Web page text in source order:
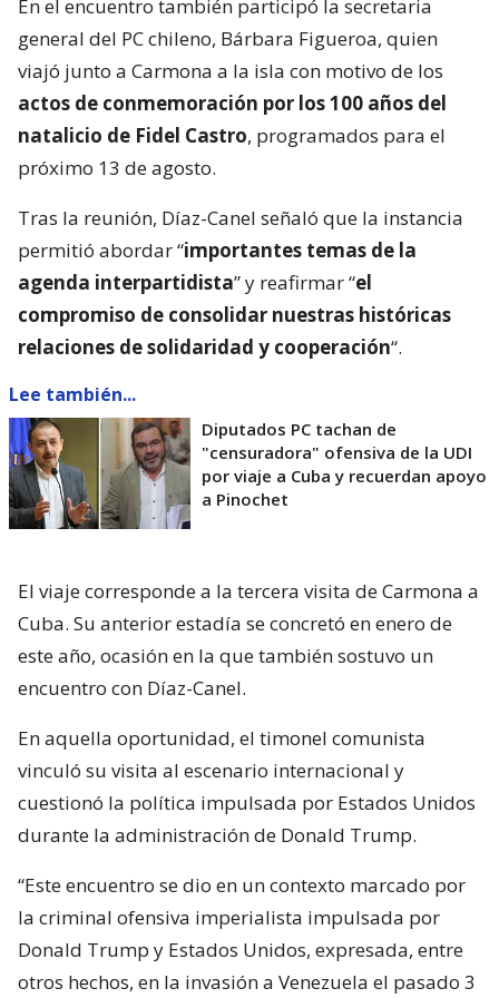
En el encuentro también participó la secretaria
general del PC chileno, Bárbara Figueroa, quien
viajó junto a Carmona a la isla con motivo de los
actos de conmemoración por los 100 años del
natalicio de Fidel Castro, programados para el
próximo 13 de agosto.
Tras la reunión, Díaz-Canel señaló que la instancia
permitió abordar “importantes temas de la
agenda interpartidista” y reafirmar “el
compromiso de consolidar nuestras históricas
relaciones de solidaridad y cooperación“.
Lee también...
Diputados PC tachan de
"censuradora" ofensiva de la UDI
por viaje a Cuba y recuerdan apoyo
a Pinochet
El viaje corresponde a la tercera visita de Carmona a
Cuba. Su anterior estadía se concretó en enero de
este año, ocasión en la que también sostuvo un
encuentro con Díaz-Canel.
En aquella oportunidad, el timonel comunista
vinculó su visita al escenario internacional y
cuestionó la política impulsada por Estados Unidos
durante la administración de Donald Trump.
“Este encuentro se dio en un contexto marcado por
la criminal ofensiva imperialista impulsada por
Donald Trump y Estados Unidos, expresada, entre
otros hechos, en la invasión a Venezuela el pasado 3